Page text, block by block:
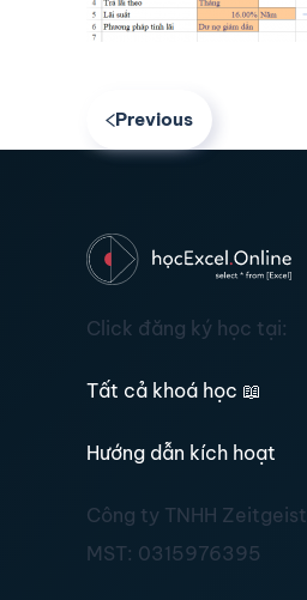
Previous
Click đăng ký học tại:
Tất cả khoá học 📖
Hướng dẫn kích hoạt
Công ty TNHH Zeitgeist
MST: 0315976395